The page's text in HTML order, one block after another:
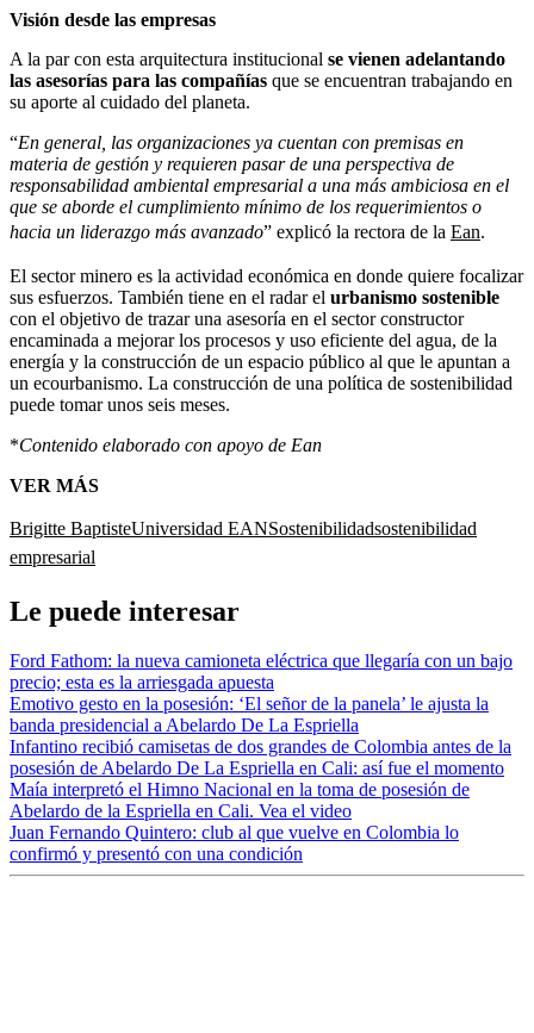
Visión desde las empresas
A la par con esta arquitectura institucional se vienen adelantando
las asesorías para las compañías que se encuentran trabajando en
su aporte al cuidado del planeta.
“En general, las organizaciones ya cuentan con premisas en
materia de gestión y requieren pasar de una perspectiva de
responsabilidad ambiental empresarial a una más ambiciosa en el
que se aborde el cumplimiento mínimo de los requerimientos o
hacia un liderazgo más avanzado” explicó la rectora de la Ean.
El sector minero es la actividad económica en donde quiere focalizar
sus esfuerzos. También tiene en el radar el urbanismo sostenible
con el objetivo de trazar una asesoría en el sector constructor
encaminada a mejorar los procesos y uso eficiente del agua, de la
energía y la construcción de un espacio público al que le apuntan a
un ecourbanismo. La construcción de una política de sostenibilidad
puede tomar unos seis meses.
*Contenido elaborado con apoyo de Ean
VER MÁS
Brigitte BaptisteUniversidad EANSostenibilidadsostenibilidad
empresarial
Le puede interesar
Ford Fathom: la nueva camioneta eléctrica que llegaría con un bajo
precio; esta es la arriesgada apuesta
Emotivo gesto en la posesión: ‘El señor de la panela’ le ajusta la
banda presidencial a Abelardo De La Espriella
Infantino recibió camisetas de dos grandes de Colombia antes de la
posesión de Abelardo De La Espriella en Cali: así fue el momento
Maía interpretó el Himno Nacional en la toma de posesión de
Abelardo de la Espriella en Cali. Vea el video
Juan Fernando Quintero: club al que vuelve en Colombia lo
confirmó y presentó con una condición